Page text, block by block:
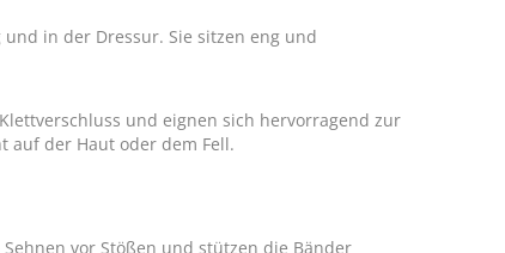
in der Dressur. Sie sitzen eng und
und eignen sich hervorragend zur
auf der Haut oder dem Fell.
vor Stößen und stützen die Bänder